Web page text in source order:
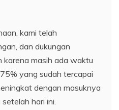
kami telah
dan dukungan
masih ada waktu
yang sudah tercapai
dengan masuknya
hari ini.